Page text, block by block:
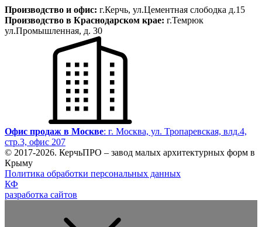
Производство и офис: г.Керчь, ул.Цементная слободка д.15
Производство в Краснодарском крае: г.Темрюк
ул.Промышленная, д. 30
Офис продаж в Москве: г. Москва, ул. Тропаревская, влд.4,
стр.3, офис 207
© 2017-2026. КерчьПРО – завод малых архитектурных форм в
Крыму
Политика обработки персональных данных
КФ
разработка сайтов